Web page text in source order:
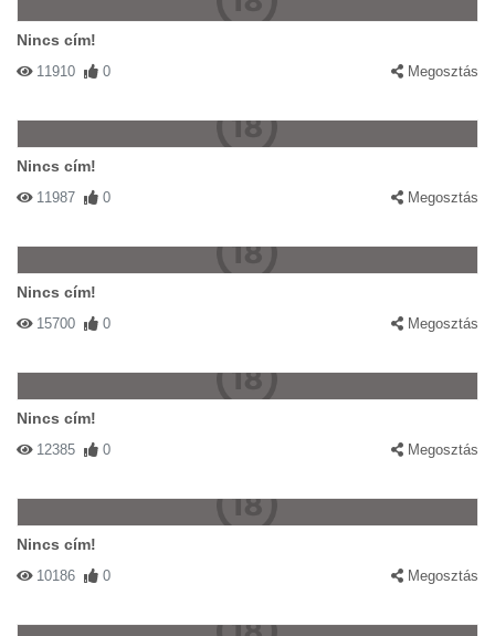
Nincs cím!
11910 0 Megosztás
Nincs cím!
11987 0 Megosztás
Nincs cím!
15700 0 Megosztás
Nincs cím!
12385 0 Megosztás
Nincs cím!
10186 0 Megosztás